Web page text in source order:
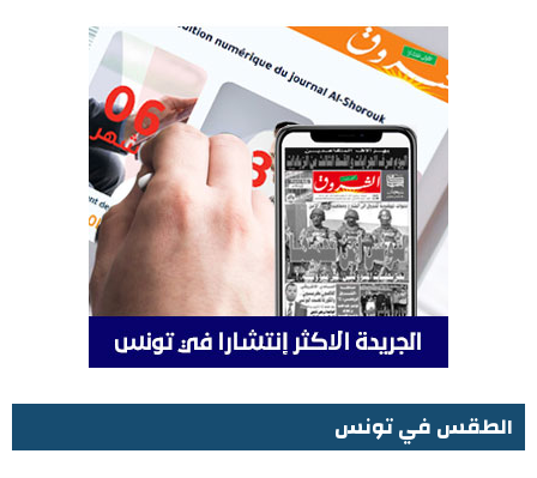
الطقس في تونس